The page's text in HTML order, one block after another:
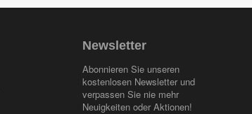
Newsletter
Abonnieren Sie unseren
kostenlosen Newsletter und
verpassen Sie nie mehr
Neuigkeiten oder Aktionen!